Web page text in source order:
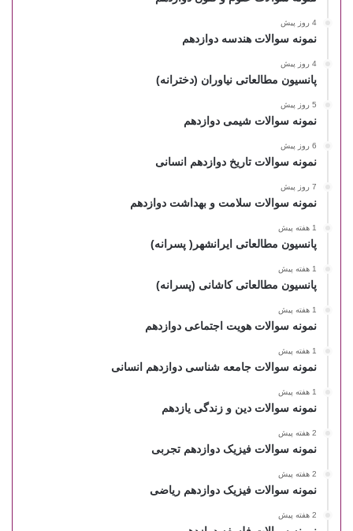
4 روز پیش
نمونه سوالات هندسه دوازدهم
4 روز پیش
پانسیون مطالعاتی نیاوران (دخترانه)
5 روز پیش
نمونه سوالات شیمی دوازدهم
6 روز پیش
نمونه سوالات تاریخ دوازدهم انسانی
7 روز پیش
نمونه سوالات سلامت و بهداشت دوازدهم
1 هفته پیش
پانسیون مطالعاتی ایرانشهر( پسرانه)
1 هفته پیش
پانسیون مطالعاتی کاشانی (پسرانه)
1 هفته پیش
نمونه سوالات هویت اجتماعی دوازدهم
1 هفته پیش
نمونه سوالات جامعه شناسی دوازدهم انسانی
1 هفته پیش
نمونه سوالات دین و زندگی یازدهم
2 هفته پیش
نمونه سوالات فیزیک دوازدهم تجربی
2 هفته پیش
نمونه سوالات فیزیک دوازدهم ریاضی
2 هفته پیش